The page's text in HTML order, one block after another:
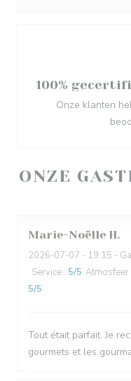
ONZE
Marie-Noëlle H
2026-07-07 - 19:15 -
Service : 5/5 Atmosfeer
5/5
Tout était parfait. Je
gourmets et les
100%
Onze klanten